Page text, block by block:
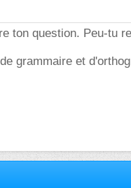
ton question. Peu-tu
grammaire et